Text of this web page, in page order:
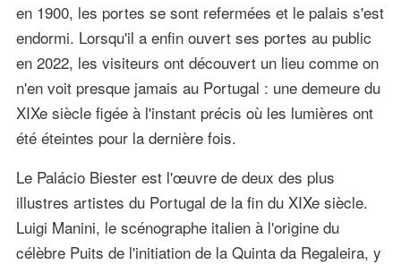
en 1900, les portes se sont refermées et le palais s'est
endormi. Lorsqu'il a enfin ouvert ses portes au public
en 2022, les visiteurs ont découvert un lieu comme on
n'en voit presque jamais au Portugal : une demeure du
XIXe siècle figée à l'instant précis où les lumières ont
été éteintes pour la dernière fois.
Le Palácio Biester est l'œuvre de deux des plus
illustres artistes du Portugal de la fin du XIXe siècle.
Luigi Manini, le scénographe italien à l'origine du
célèbre Puits de l'initiation de la Quinta da Regaleira, y